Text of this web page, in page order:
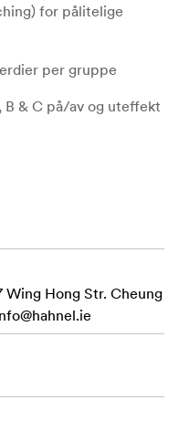
for pålitelige
per gruppe
B & C på/av og uteffekt
600RT
600RT Speedlight
oppgradering
Wing Hong Str. Cheung